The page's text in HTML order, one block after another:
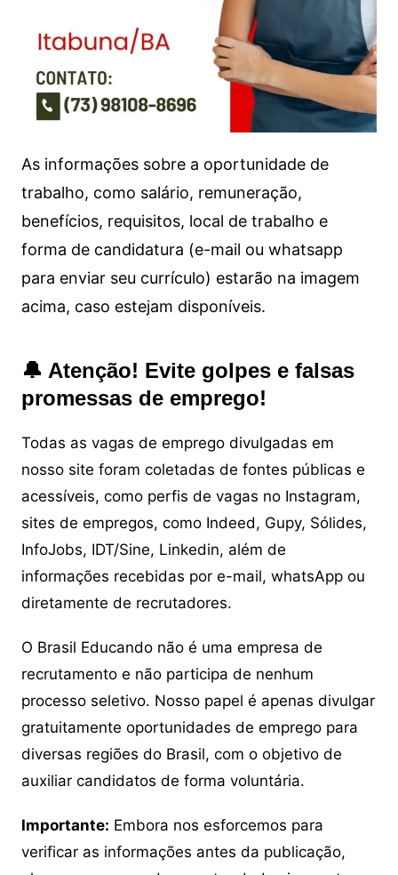
As informações sobre a oportunidade de
trabalho, como salário, remuneração,
benefícios, requisitos, local de trabalho e
forma de candidatura (e-mail ou whatsapp
para enviar seu currículo) estarão na imagem
acima, caso estejam disponíveis.
🔔 Atenção! Evite golpes e falsas
promessas de emprego!
Todas as vagas de emprego divulgadas em
nosso site foram coletadas de fontes públicas e
acessíveis, como perfis de vagas no Instagram,
sites de empregos, como Indeed, Gupy, Sólides,
InfoJobs, IDT/Sine, Linkedin, além de
informações recebidas por e-mail, whatsApp ou
diretamente de recrutadores.
O Brasil Educando não é uma empresa de
recrutamento e não participa de nenhum
processo seletivo. Nosso papel é apenas divulgar
gratuitamente oportunidades de emprego para
diversas regiões do Brasil, com o objetivo de
auxiliar candidatos de forma voluntária.
Importante: Embora nos esforcemos para
verificar as informações antes da publicação,